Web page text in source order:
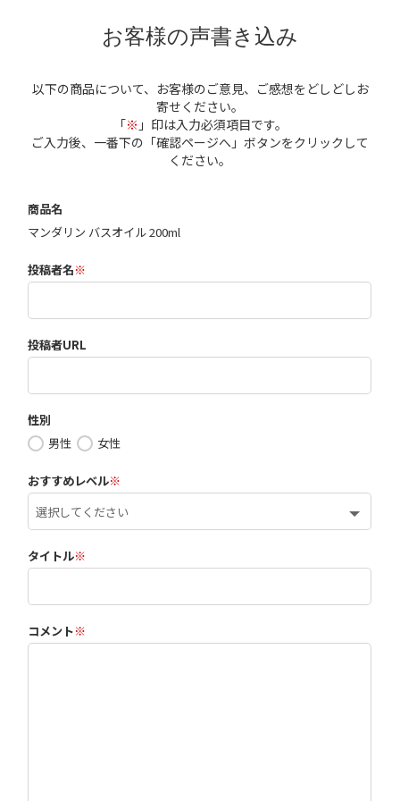
お客様の声書き込み
以下の商品について、お客様のご意見、ご感想をどしどしお
寄せください。
「※ 」印は入力必須項目です。
ご入力後、一番下の「確認ページへ」ボタンをクリックして
ください。
商品名
マンダリン バスオイル 200ml
投稿者名※
投稿者URL
性別
男性
女性
おすすめレベル※
タイトル※
コメント※